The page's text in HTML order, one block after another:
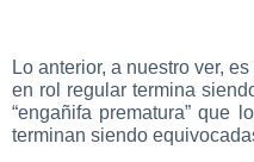
Lo anterior, a nuestro ver,
en rol regular termina
“engañifa prematura” que
terminan siendo